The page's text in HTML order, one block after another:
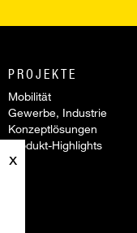
x
PROJEKTE
Mobilität
Gewerbe, Industrie
Konzeptlösungen
Produkt-Highlights